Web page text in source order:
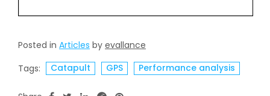
Posted in Articles by evallance
Tags:
Catapult GPS Performance analysis